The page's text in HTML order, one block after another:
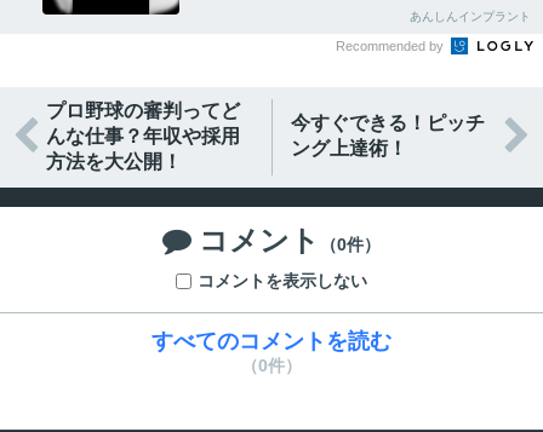
あんしんインプラント
Recommended by

プロ野球の審判ってど
んな仕事？年収や採用
方法を大公開！
今すぐできる！ピッチ
ング上達術！

 コメント
（0件）
コメントを表示しない
すべてのコメントを読む
（0件）